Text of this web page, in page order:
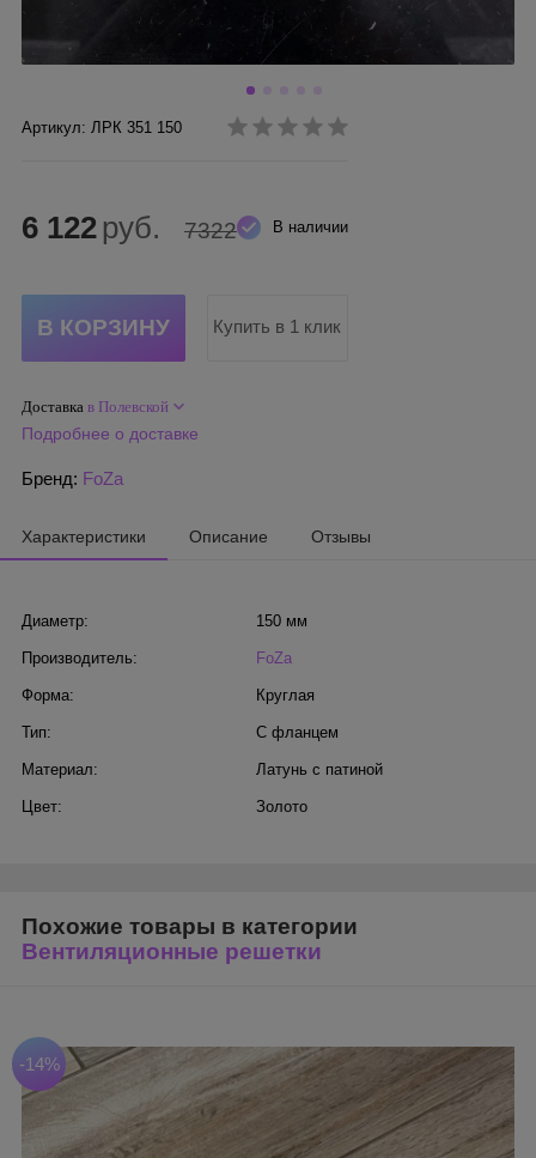
Артикул: ЛРК 351 150
В наличии
6 122 руб. 7322
Купить в 1 клик
Доставка в Полевской
Подробнее о доставке
Бренд: FoZa
Характеристики Описание Отзывы
Диаметр: 150 мм
Производитель: FoZa
Форма: Круглая
Тип: С фланцем
Материал: Латунь с патиной
Цвет: Золото
Похожие товары в категории
Вентиляционные решетки
-14%